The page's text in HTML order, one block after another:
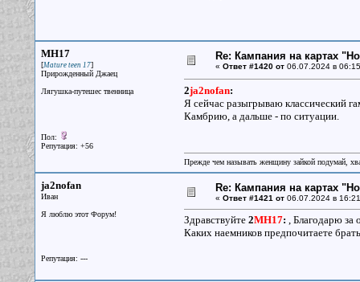
MH17
[Mature teen 17]
Прирожденный Джаец
Лягушка-путешес твенница
Пол:
Репутация: +56
Re: Кампания на картах
« Ответ #1420 от06.07.2024 в
2ja2nofan:
Я сейчас разыгрываю классический
Камбрию, а дальше - по ситуации.
Прежде чем называть женщину зайкой подумай,
ja2nofan
Иван
Я люблю этот Форум!
Репутация: ---
Re: Кампания на картах
« Ответ #1421 от06.07.2024 в
Здравствуйте 2MH17: , Благодарю за
Каких наемников предпочитаете